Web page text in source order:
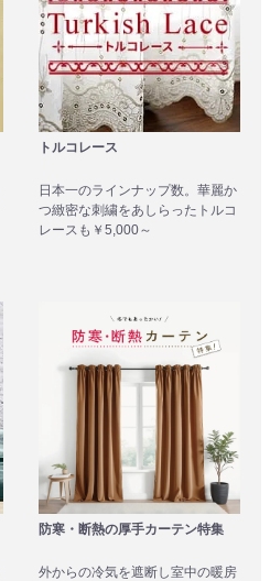
トルコレース
日本一のラインナップ数。華麗か
つ緻密な刺繍をあしらったトルコ
レースも￥5,000～
防寒・断熱の厚手カーテン特集
外からの冷気を遮断し室中の暖房